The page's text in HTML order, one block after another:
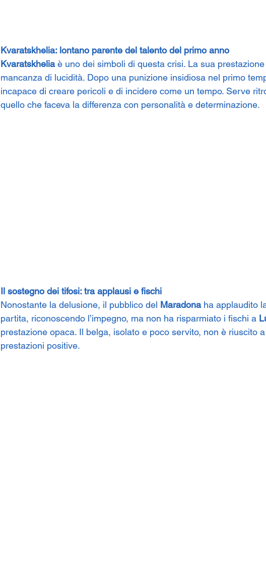
Kvaratskhelia: lontano parente del talento del primo anno
Kvaratskhelia è uno dei simboli di questa crisi. La sua
mancanza di lucidità. Dopo una punizione insidiosa nel primo
incapace di creare pericoli e di incidere come un tempo. Serve
quello che faceva la differenza con personalità e determinazione.
Il sostegno dei tifosi: tra applausi e fischi
Nonostante la delusione, il pubblico del Maradona ha applaudito
partita, riconoscendo l’impegno, ma non ha risparmiato i fischi a
prestazione opaca. Il belga, isolato e poco servito, non è riuscito
prestazioni positive.